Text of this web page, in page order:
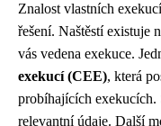
Znalost vlastních
řešení. Naštěstí existuje
vás vedena exekuce.
exekucí (CEE), která
probíhajících exekucích.
relevantní údaje. Další